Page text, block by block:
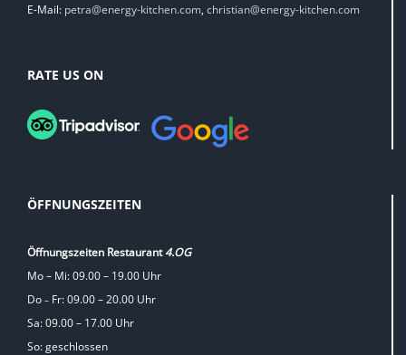
E-Mail: petra@energy-kitchen.com, christian@energy-kitchen.com
RATE US ON
ÖFFNUNGSZEITEN
Öffnungszeiten Restaurant4.OG
Mo – Mi: 09.00 – 19.00 Uhr
Do – Fr: 09.00 – 20.00 Uhr
Sa: 09.00 – 17.00 Uhr
So: geschlossen